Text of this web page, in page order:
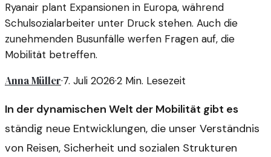
Ryanair plant Expansionen in Europa, während
Schulsozialarbeiter unter Druck stehen. Auch die
zunehmenden Busunfälle werfen Fragen auf, die
Mobilität betreffen.
Anna Müller·7. Juli 2026·2 Min. Lesezeit
In der dynamischen Welt der Mobilität gibt es
ständig neue Entwicklungen, die unser Verständnis
von Reisen, Sicherheit und sozialen Strukturen